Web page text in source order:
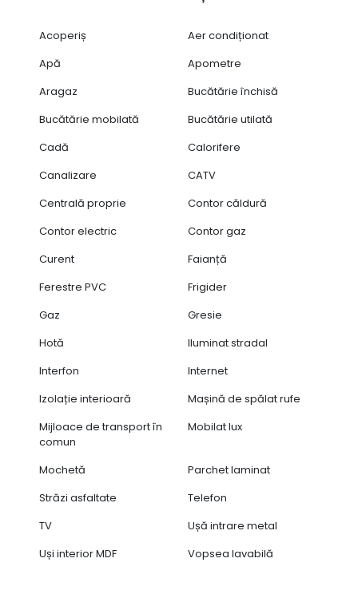
Acoperiș
Aer condiționat
Apă
Apometre
Aragaz
Bucătărie închisă
Bucătărie mobilată
Bucătărie utilată
Cadă
Calorifere
Canalizare
CATV
Centrală proprie
Contor căldură
Contor electric
Contor gaz
Curent
Faianță
Ferestre PVC
Frigider
Gaz
Gresie
Hotă
Iluminat stradal
Interfon
Internet
Izolație interioară
Mașină de spălat rufe
Mijloace de transport în
comun
Mobilat lux
Mochetă
Parchet laminat
Străzi asfaltate
Telefon
TV
Ușă intrare metal
Uși interior MDF
Vopsea lavabilă